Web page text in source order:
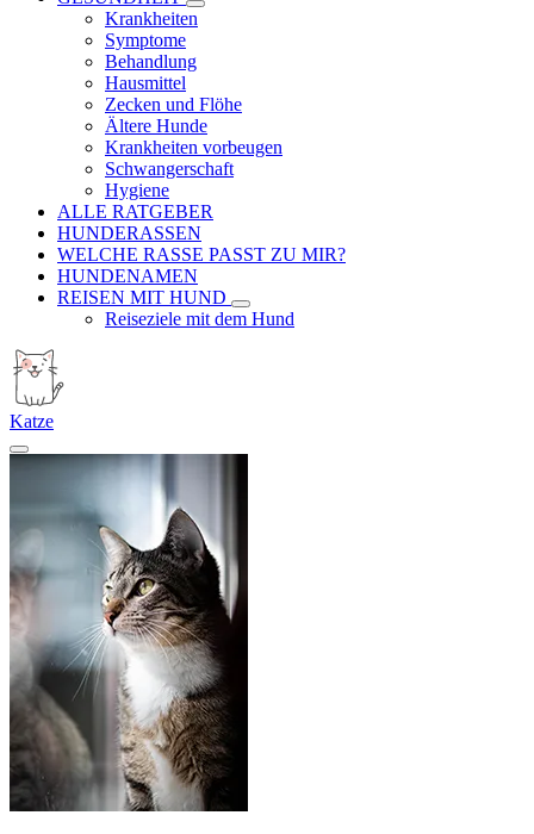
Krankheiten
Symptome
Behandlung
Hausmittel
Zecken und Flöhe
Ältere Hunde
Krankheiten vorbeugen
Schwangerschaft
Hygiene
ALLE RATGEBER
HUNDERASSEN
WELCHE RASSE PASST ZU MIR?
HUNDENAMEN
REISEN MIT HUND
Reiseziele mit dem Hund
Katze